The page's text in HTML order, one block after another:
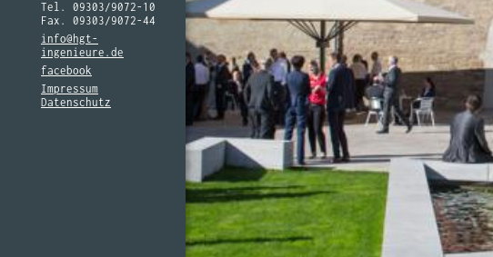
Tel. 09303/9072-10
Fax. 09303/9072-44
info@hgt-
ingenieure.de
facebook
Impressum
Datenschutz